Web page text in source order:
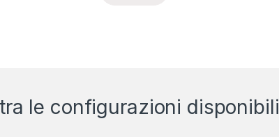
le configurazioni disponibili